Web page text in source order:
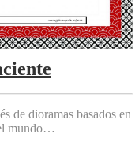
de dioramas basados en
mundo…